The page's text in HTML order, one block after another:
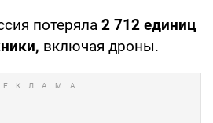
потеряла 2 712 единиц
включая дроны.